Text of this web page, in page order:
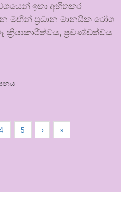
ඉතා අහිතකර
මඟින් ප්‍රධාන මානසික රෝග
ප්‍රචණ්ඩත්වය
4 5 › »